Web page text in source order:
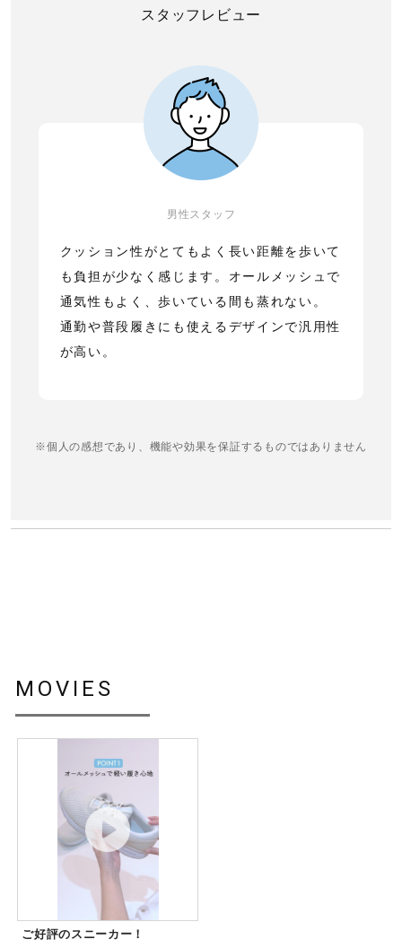
スタッフレビュー
男性スタッフ
クッション性がとてもよく長い距離を歩いて
も負担が少なく感じます。オールメッシュで
通気性もよく、歩いている間も蒸れない。
通勤や普段履きにも使えるデザインで汎用性
が高い。
※個人の感想であり、機能や効果を保証するものではありません
MOVIES
ご好評のスニーカー！